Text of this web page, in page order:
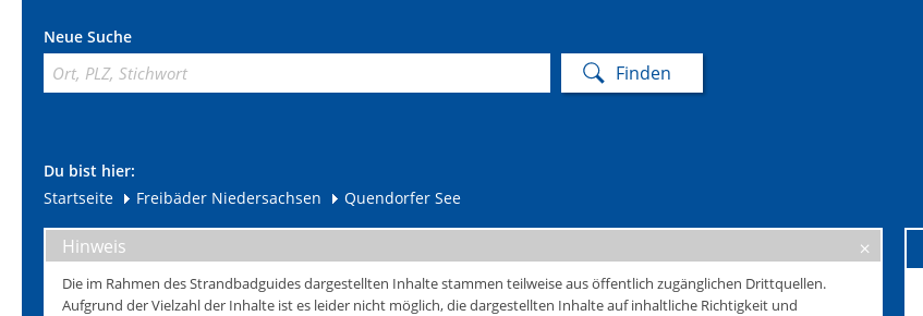
Neue Suche
Du bist hier:
Startseite
Freibäder Niedersachsen Quendorfer See
Hinweis
Die im Rahmen des Strandbadguides dargestellten Inhalte stammen teilweise aus öffentlich zugänglichen Drittquellen.
Aufgrund der Vielzahl der Inhalte ist es leider nicht möglich, die dargestellten Inhalte auf inhaltliche Richtigkeit und